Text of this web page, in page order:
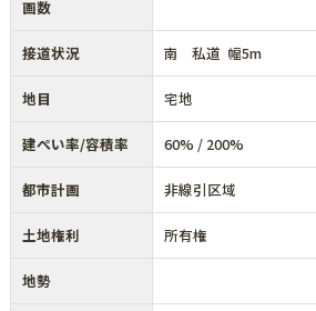
画数
接道状況 南 私道 幅5m
地目 宅地
建ぺい率/容積率 60% / 200%
都市計画 非線引区域
土地権利 所有権
地勢